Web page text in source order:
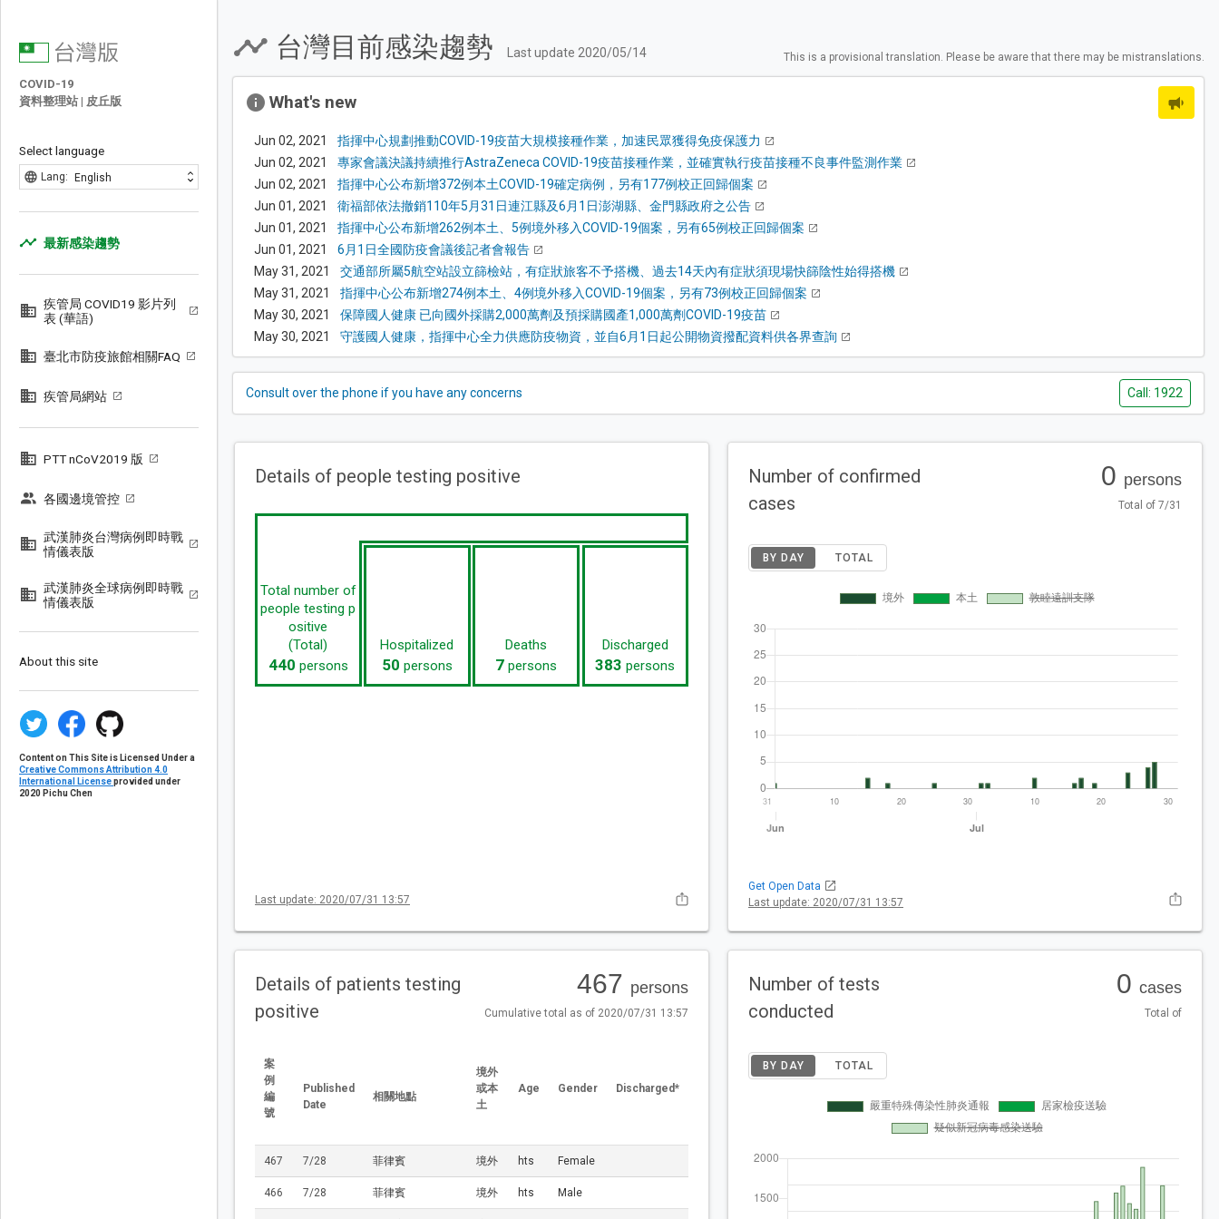
COVID-19
資料整理站 | 皮丘版
Select language
最新感染趨勢
疾管局 COVID19 影片列
表 (華語)
臺北市防疫旅館相關FAQ
疾管局網站
PTT nCoV2019 版
各國邊境管控
武漢肺炎台灣病例即時戰
情儀表版
武漢肺炎全球病例即時戰
情儀表版
About this site
Content on This Site is Licensed Under a
Creative Commons Attribution 4.0
International Licenseprovided under
2020 Pichu Chen
台灣目前感染趨勢 Last update 2020/05/14 This is a provisional translation. Please be aware that there may be mistranslations.
What's new
Jun 02, 2021
指揮中心規劃推動COVID-19疫苗大規模接種作業，加速民眾獲得免疫保護力
Jun 02, 2021
專家會議決議持續推行AstraZeneca COVID-19疫苗接種作業，並確實執行疫苗接種不良事件監測作業
Jun 02, 2021
指揮中心公布新增372例本土COVID-19確定病例，另有177例校正回歸個案
Jun 01, 2021
衛福部依法撤銷110年5月31日連江縣及6月1日澎湖縣、金門縣政府之公告
Jun 01, 2021
指揮中心公布新增262例本土、5例境外移入COVID-19個案，另有65例校正回歸個案
Jun 01, 2021
6月1日全國防疫會議後記者會報告
May 31, 2021
交通部所屬5航空站設立篩檢站，有症狀旅客不予搭機、過去14天內有症狀須現場快篩陰性始得搭機
May 31, 2021
指揮中心公布新增274例本土、4例境外移入COVID-19個案，另有73例校正回歸個案
May 30, 2021
保障國人健康 已向國外採購2,000萬劑及預採購國產1,000萬劑COVID-19疫苗
May 30, 2021
守護國人健康，指揮中心全力供應防疫物資，並自6月1日起公開物資撥配資料供各界查詢
Consult over the phone if you have any concerns Call: 1922
Details of people testing positive
Total number of
people testing p
ositive
(Total)
440 persons
Hospitalized
50 persons
Deaths
7 persons
Discharged
383 persons
Last update: 2020/07/31 13:57
Number of confirmed
cases
0 persons
Total of 7/31
BY DAY TOTAL
境外 本土 敦睦遠訓支隊
Get Open Data
Last update: 2020/07/31 13:57
Details of patients testing
positive
467 persons
Cumulative total as of 2020/07/31 13:57
案
例
編
號
Published
Date
相關地點
境外
或本
土
Age Gender Discharged*
467 7/28 菲律賓 境外 hts Female
466 7/28 菲律賓 境外 hts Male
Number of tests
conducted
0 cases
Total of
BY DAY TOTAL
嚴重特殊傳染性肺炎通報
居家檢疫送驗
疑似新冠病毒感染送驗